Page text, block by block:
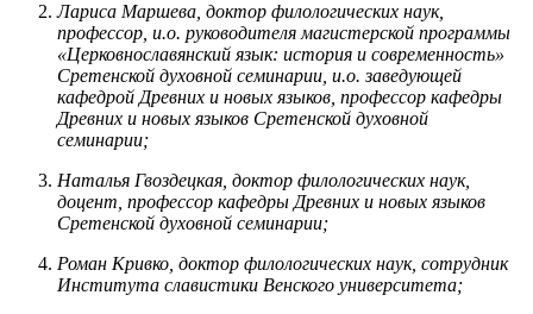
Лариса Маршева, доктор филологических наук,
профессор, и.о. руководителя магистерской программы
«Церковнославянский язык: история и современность»
Сретенской духовной семинарии, и.о. заведующей
кафедрой Древних и новых языков, профессор кафедры
Древних и новых языков Сретенской духовной
семинарии;
Наталья Гвоздецкая, доктор филологических наук,
доцент, профессор кафедры Древних и новых языков
Сретенской духовной семинарии;
Роман Кривко, доктор филологических наук, сотрудник
Института славистики Венского университета;